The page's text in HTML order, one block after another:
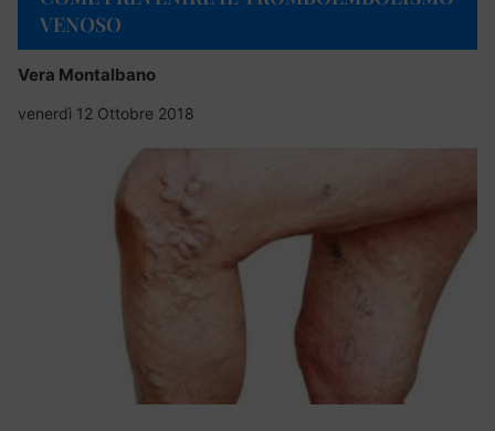
VENOSO
Vera Montalbano
venerdì 12 Ottobre 2018